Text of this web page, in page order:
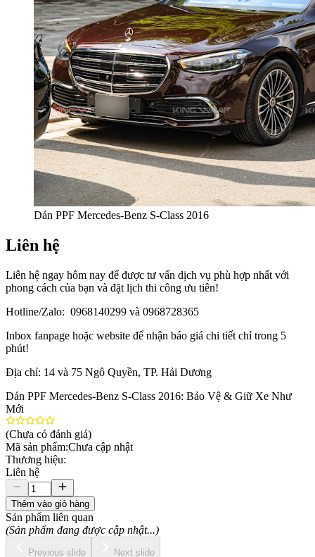
Dán PPF Mercedes-Benz S-Class 2016
Liên hệ
Liên hệ ngay hôm nay để được tư vấn dịch vụ phù hợp nhất với
phong cách của bạn và đặt lịch thi công ưu tiên!
Hotline/Zalo: 0968140299 và 0968728365
Inbox fanpage hoặc website để nhận báo giá chi tiết chỉ trong 5
phút!
Địa chỉ: 14 và 75 Ngô Quyền, TP. Hải Dương
Dán PPF Mercedes-Benz S-Class 2016: Bảo Vệ & Giữ Xe Như
Mới
(Chưa có đánh giá)
Mã sản phẩm:Chưa cập nhật
Thương hiệu:
Liên hệ
Thêm vào giỏ hàng
Sản phẩm liên quan
(Sản phẩm đang được cập nhật...)
Previous slide Next slide